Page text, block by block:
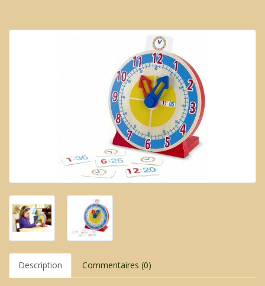
Description Commentaires (0)